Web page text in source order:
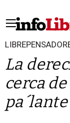
La
cerca